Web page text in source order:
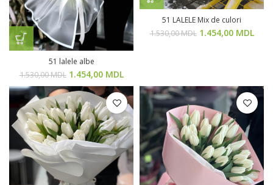
51 lalele albe
1.530,00MDL 1.454,00 MDL
51 LALELE Mix de culori
1.530,00MDL 1.454,00 MDL